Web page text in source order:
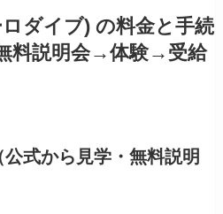
ダイブ) の料金と手続
料説明会→体験→受給
式から見学・無料説明